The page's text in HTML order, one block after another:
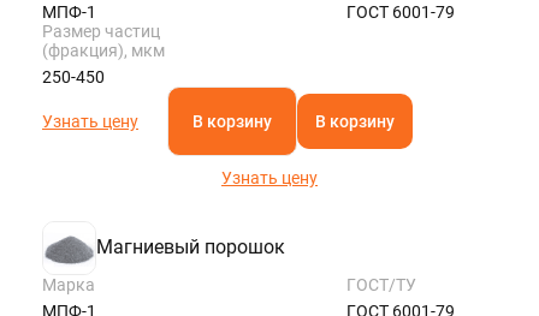
МПФ-1
ГОСТ 6001-79
Размер частиц
(фракция), мкм
250-450
Узнать цену В корзину В корзину
Узнать цену
Магниевый порошок
Марка
МПФ-1
ГОСТ/ТУ
ГОСТ 6001-79